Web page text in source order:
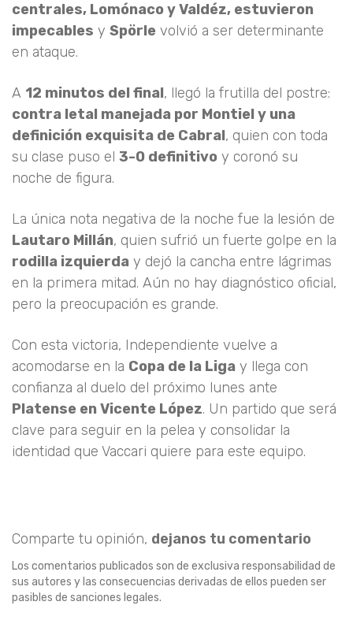
centrales, Lomónaco y Valdéz, estuvieron
impecables y Spörle volvió a ser determinante
en ataque.
A 12 minutos del final, llegó la frutilla del postre:
contra letal manejada por Montiel y una
definición exquisita de Cabral, quien con toda
su clase puso el 3-0 definitivo y coronó su
noche de figura.
La única nota negativa de la noche fue la lesión de
Lautaro Millán, quien sufrió un fuerte golpe en la
rodilla izquierda y dejó la cancha entre lágrimas
en la primera mitad. Aún no hay diagnóstico oficial,
pero la preocupación es grande.
Con esta victoria, Independiente vuelve a
acomodarse en la Copa de la Liga y llega con
confianza al duelo del próximo lunes ante
Platense en Vicente López. Un partido que será
clave para seguir en la pelea y consolidar la
identidad que Vaccari quiere para este equipo.
Comparte tu opinión, dejanos tu comentario
Los comentarios publicados son de exclusiva responsabilidad de
sus autores y las consecuencias derivadas de ellos pueden ser
pasibles de sanciones legales.